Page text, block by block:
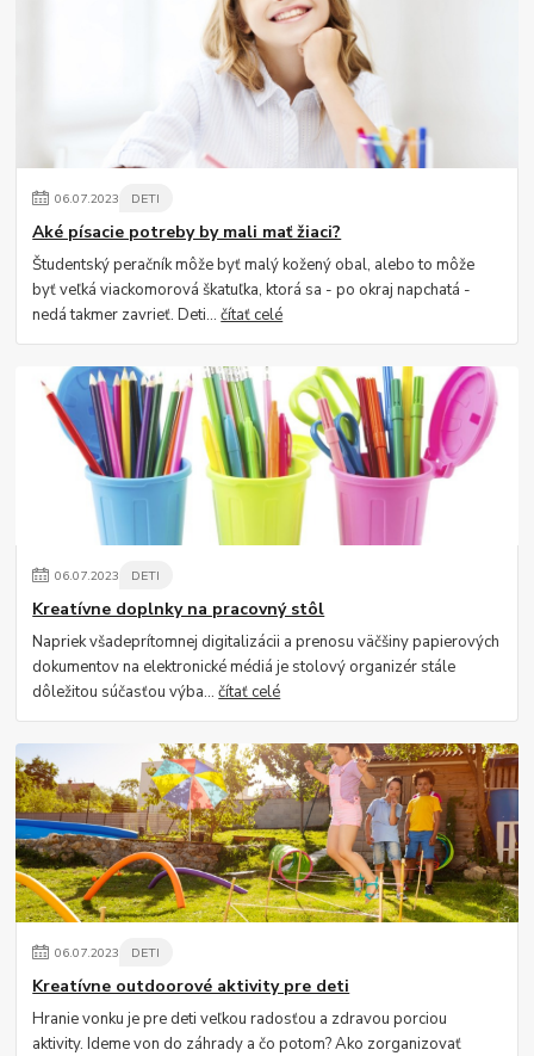
06.07.2023 DETI
Aké písacie potreby by mali mať žiaci?
Študentský peračník môže byť malý kožený obal, alebo to môže
byť veľká viackomorová škatuľka, ktorá sa - po okraj napchatá -
nedá takmer zavrieť. Deti...čítať celé
06.07.2023 DETI
Kreatívne doplnky na pracovný stôl
Napriek všadeprítomnej digitalizácii a prenosu väčšiny papierových
dokumentov na elektronické médiá je stolový organizér stále
dôležitou súčasťou výba...čítať celé
06.07.2023 DETI
Kreatívne outdoorové aktivity pre deti
Hranie vonku je pre deti veľkou radosťou a zdravou porciou
aktivity. Ideme von do záhrady a čo potom? Ako zorganizovať